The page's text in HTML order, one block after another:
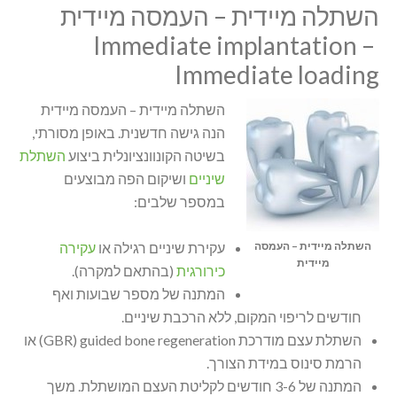
השתלה מיידית – העמסה מיידית
Immediate implantation –
Immediate loading
השתלה מיידית – העמסה
מיידית
השתלה מיידית – העמסה מיידית
הנה גישה חדשנית. באופן מסורתי,
בשיטה הקונוונציונלית ביצוע השתלת
שיניים ושיקום הפה מבוצעים
במספר שלבים:
עקירת שיניים רגילה או עקירה
כירורגית (בהתאם למקרה).
המתנה של מספר שבועות ואף
חודשים לריפוי המקום, ללא הרכבת שיניים.
השתלת עצם מודרכת GBR) guided bone regeneration) או
הרמת סינוס במידת הצורך.
המתנה של 3-6 חודשים לקליטת העצם המושתלת. משך